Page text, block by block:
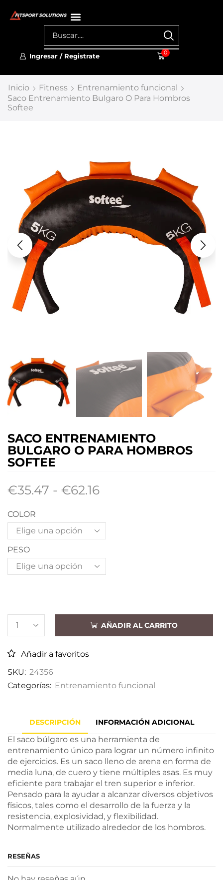
Ingresar / Registrate 0
Inicio Fitness
Entrenamiento funcional
Saco Entrenamiento Bulgaro O Para Hombros
Softee
SACO ENTRENAMIENTO
BULGARO O PARA HOMBROS
SOFTEE
€35.47 - €62.16
COLOR
PESO
AÑADIR AL CARRITO
Añadir a favoritos
SKU: 24356
Categorías: Entrenamiento funcional
DESCRIPCIÓN INFORMACIÓN ADICIONAL
El saco búlgaro es una herramienta de
entrenamiento único para lograr un número infinito
de ejercicios. Es un saco lleno de arena en forma de
media luna, de cuero y tiene múltiples asas. Es muy
eficiente para trabajar el tren superior e inferior.
Pensado para la ayudar a alcanzar diversos objetivos
físicos, tales como el desarrollo de la fuerza y ​​la
resistencia, explosividad, y flexibilidad.
Normalmente utilizado alrededor de los hombros.
RESEÑAS